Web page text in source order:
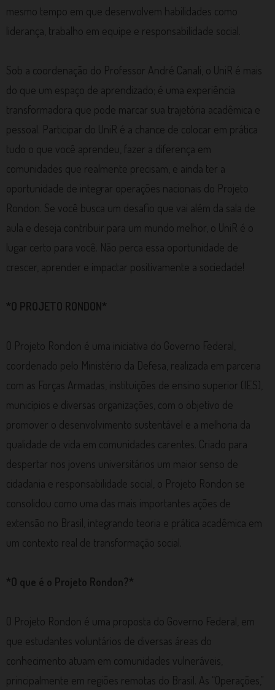
mesmo tempo em que desenvolvem habilidades como
liderança, trabalho em equipe e responsabilidade social.
Sob a coordenação do Professor André Canali, o UniR é mais
do que um espaço de aprendizado; é uma experiência
transformadora que pode marcar sua trajetória acadêmica e
pessoal. Participar do UniR é a chance de colocar em prática
tudo o que você aprendeu, fazer a diferença em
comunidades que realmente precisam, e ainda ter a
oportunidade de integrar operações nacionais do Projeto
Rondon. Se você busca um desafio que vai além da sala de
aula e deseja contribuir para um mundo melhor, o UniR é o
lugar certo para você. Não perca essa oportunidade de
crescer, aprender e impactar positivamente a sociedade!
*O PROJETO RONDON*
O Projeto Rondon é uma iniciativa do Governo Federal,
coordenado pelo Ministério da Defesa, realizada em parceria
com as Forças Armadas, instituições de ensino superior (IES),
municípios e diversas organizações, com o objetivo de
promover o desenvolvimento sustentável e a melhoria da
qualidade de vida em comunidades carentes. Criado para
despertar nos jovens universitários um maior senso de
cidadania e responsabilidade social, o Projeto Rondon se
consolidou como uma das mais importantes ações de
extensão no Brasil, integrando teoria e prática acadêmica em
um contexto real de transformação social.
*O que é o Projeto Rondon?*
O Projeto Rondon é uma proposta do Governo Federal, em
que estudantes voluntários de diversas áreas do
conhecimento atuam em comunidades vulneráveis,
principalmente em regiões remotas do Brasil. As “Operações,”